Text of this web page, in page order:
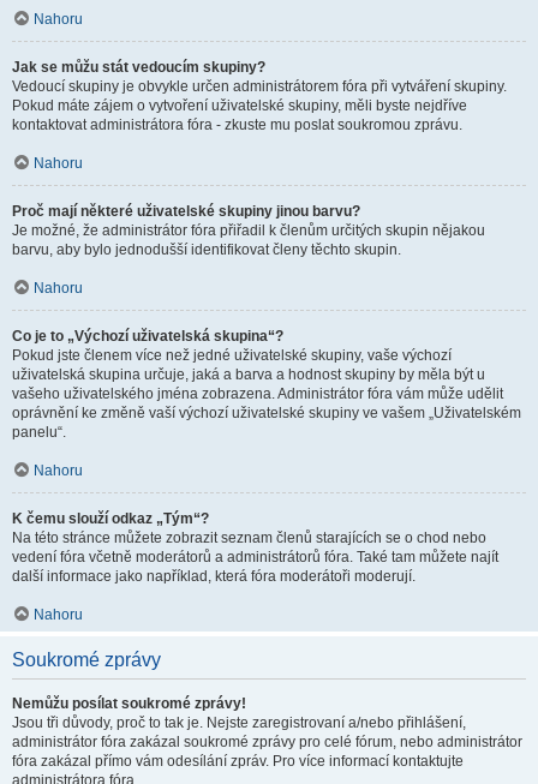
Nahoru
Jak se můžu stát vedoucím skupiny?
Vedoucí skupiny je obvykle určen administrátorem fóra při vytváření skupiny.
Pokud máte zájem o vytvoření uživatelské skupiny, měli byste nejdříve
kontaktovat administrátora fóra - zkuste mu poslat soukromou zprávu.
Nahoru
Proč mají některé uživatelské skupiny jinou barvu?
Je možné, že administrátor fóra přiřadil k členům určitých skupin nějakou
barvu, aby bylo jednodušší identifikovat členy těchto skupin.
Nahoru
Co je to „Výchozí uživatelská skupina“?
Pokud jste členem více než jedné uživatelské skupiny, vaše výchozí
uživatelská skupina určuje, jaká a barva a hodnost skupiny by měla být u
vašeho uživatelského jména zobrazena. Administrátor fóra vám může udělit
oprávnění ke změně vaší výchozí uživatelské skupiny ve vašem „Uživatelském
panelu“.
Nahoru
K čemu slouží odkaz „Tým“?
Na této stránce můžete zobrazit seznam členů starajících se o chod nebo
vedení fóra včetně moderátorů a administrátorů fóra. Také tam můžete najít
další informace jako například, která fóra moderátoři moderují.
Nahoru
Soukromé zprávy
Nemůžu posílat soukromé zprávy!
Jsou tři důvody, proč to tak je. Nejste zaregistrovaní a/nebo přihlášení,
administrátor fóra zakázal soukromé zprávy pro celé fórum, nebo administrátor
fóra zakázal přímo vám odesílání zpráv. Pro více informací kontaktujte
administrátora fóra.